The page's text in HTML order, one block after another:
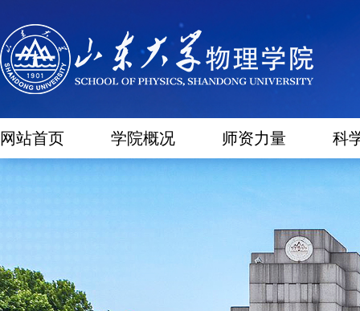
网站首页 学院概况 师资力量 科